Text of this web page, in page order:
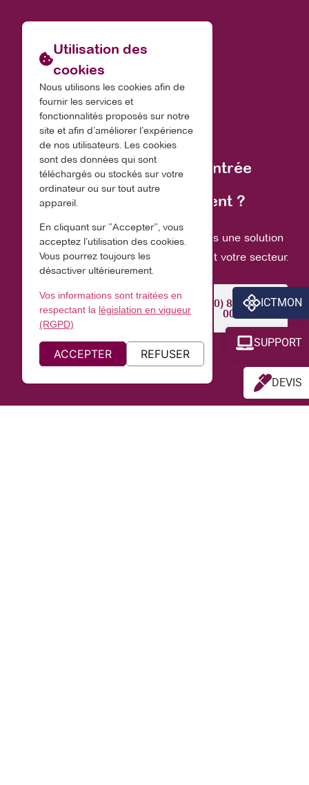
ICTMON
SUPPORT
DEVIS
Prêt àsimplifier
la rentrée
de votre établissement ?
Chez ICT Link, on construit avec vous une solution
adaptée à votre réalité, vos équipes et votre secteur.
Démo
+32 (0) 81 13 68
00
Utilisation des
cookies
Nous utilisons les cookies afin de
fournir les services et
fonctionnalités proposés sur notre
site et afin d’améliorer l’expérience
de nos utilisateurs. Les cookies
sont des données qui sont
téléchargés ou stockés sur votre
ordinateur ou sur tout autre
appareil.
En cliquant sur ”Accepter”, vous
acceptez l’utilisation des cookies.
Vous pourrez toujours les
désactiver ultérieurement.
Vos informations sont traitées en
respectant la législation en vigueur
(RGPD)
ACCEPTER REFUSER